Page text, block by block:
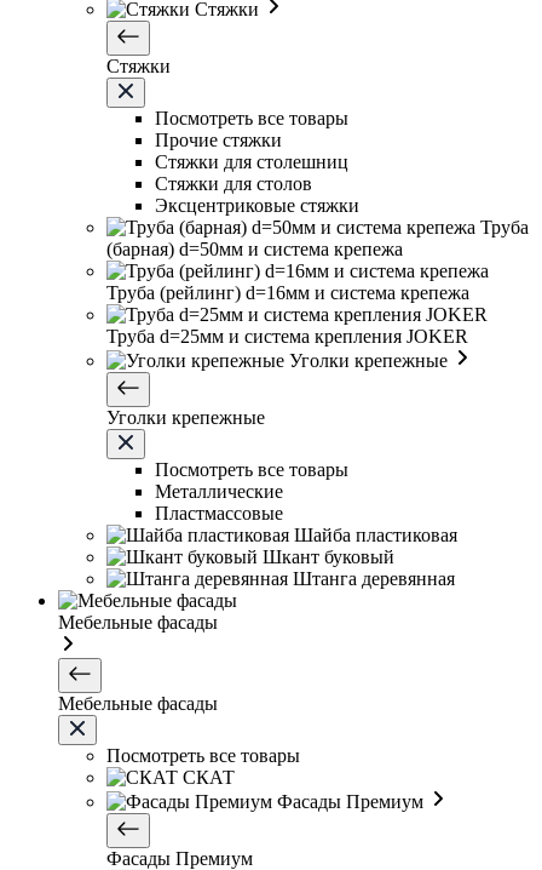
Стяжки
Стяжки
Посмотреть все товары
Прочие стяжки
Стяжки для столешниц
Стяжки для столов
Эксцентриковые стяжки
Труба
(барная) d=50мм и система крепежа
Труба (рейлинг) d=16мм и система крепежа
Труба d=25мм и система крепления JOKER
Уголки крепежные
Уголки крепежные
Посмотреть все товары
Металлические
Пластмассовые
Шайба пластиковая
Шкант буковый
Штанга деревянная
Мебельные фасады
Мебельные фасады
Посмотреть все товары
СКАТ
Фасады Премиум
Фасады Премиум